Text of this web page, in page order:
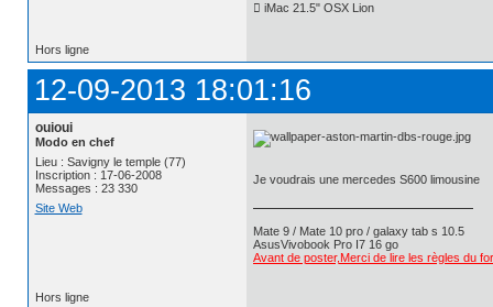
 iMac 21.5" OSX Lion
Hors ligne
12-09-2013 18:01:16
ouioui
Modo en chef
Lieu : Savigny le temple (77)
Inscription : 17-06-2008
Messages : 23 330
Site Web
Je voudrais une mercedes S600 limousine
Mate 9 / Mate 10 pro / galaxy tab s 10.5
AsusVivobook Pro I7 16 go
Avant de poster,Merci de lire les règles du
Hors ligne